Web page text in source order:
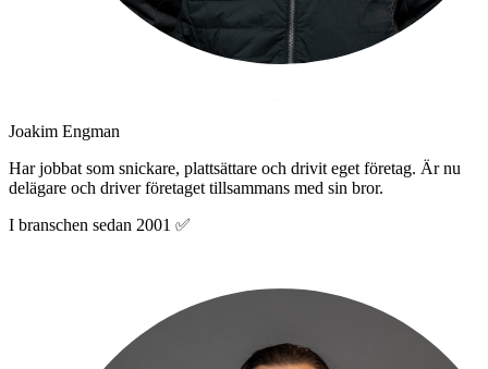
Joakim Engman
Har jobbat som snickare, plattsättare och drivit eget företag. Är nu
delägare och driver företaget tillsammans med sin bror.
I branschen sedan 2001 ✅